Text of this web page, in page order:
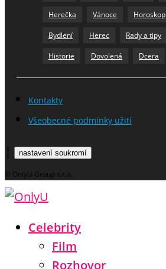
Herečka Vánoce Horoskop
Bydlení Herec Rady a tipy
Historie Dovolená Dcera
Kontakty
Všeobecné podmínky užití
| nastavení soukromí
© OnlyU Group s.r.o.
Celebrity
Film
Rozhovor